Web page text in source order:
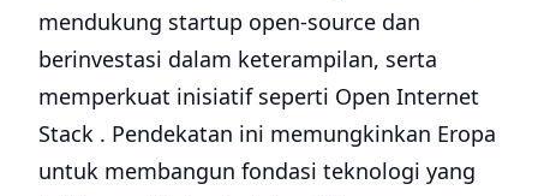
mendukung startup open-source dan
berinvestasi dalam keterampilan, serta
memperkuat inisiatif seperti Open Internet
Stack . Pendekatan ini memungkinkan Eropa
untuk membangun fondasi teknologi yang